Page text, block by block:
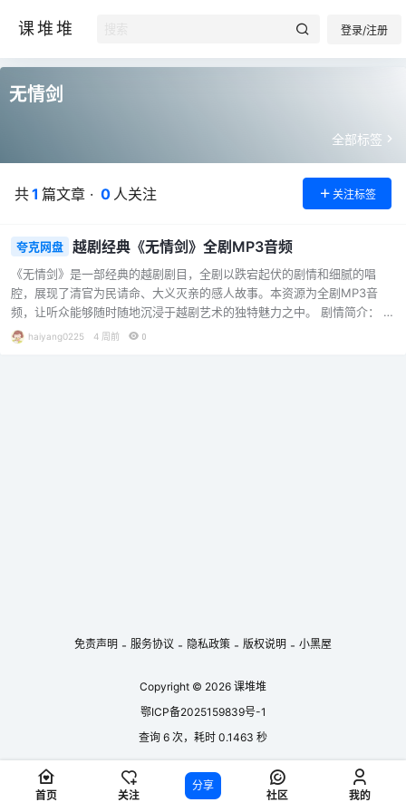
课堆堆 登录/注册
无情剑
全部标签
共1 篇文章 · 0 人关注 关注标签
夸克网盘 越剧经典《无情剑》全剧MP3音频
《无情剑》是一部经典的越剧剧目，全剧以跌宕起伏的剧情和细腻的唱
腔，展现了清官为民请命、大义灭亲的感人故事。本资源为全剧MP3音
频，让听众能够随时随地沉浸于越剧艺术的独特魅力之中。 剧情简介： 故
事围绕巡按徐继祖巡视严州展开。当地灾民纷纷状告严州府尹贪污灾粮、
haiyang0225 4 周前 0
免责声明 - 服务协议 - 隐私政策 - 版权说明 - 小黑屋
Copyright © 2026 课堆堆
鄂ICP备2025159839号-1
查询 6 次，耗时 0.1463 秒
首页 关注
分享
社区 我的